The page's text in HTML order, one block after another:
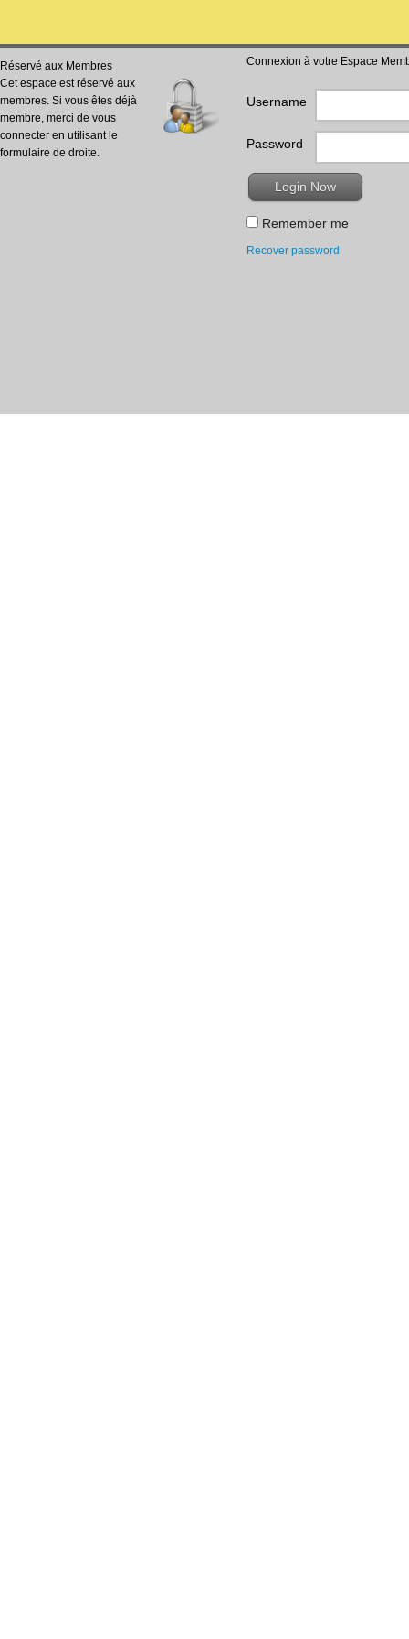
Réservé aux Membres
Cet espace est réservé aux
membres. Si vous êtes déjà
membre, merci de vous
connecter en utilisant le
formulaire de droite.
Connexion à votre Espace
Username
Password
Remember me
Recover password